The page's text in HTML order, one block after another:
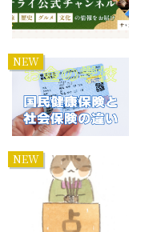
NEW
NEW